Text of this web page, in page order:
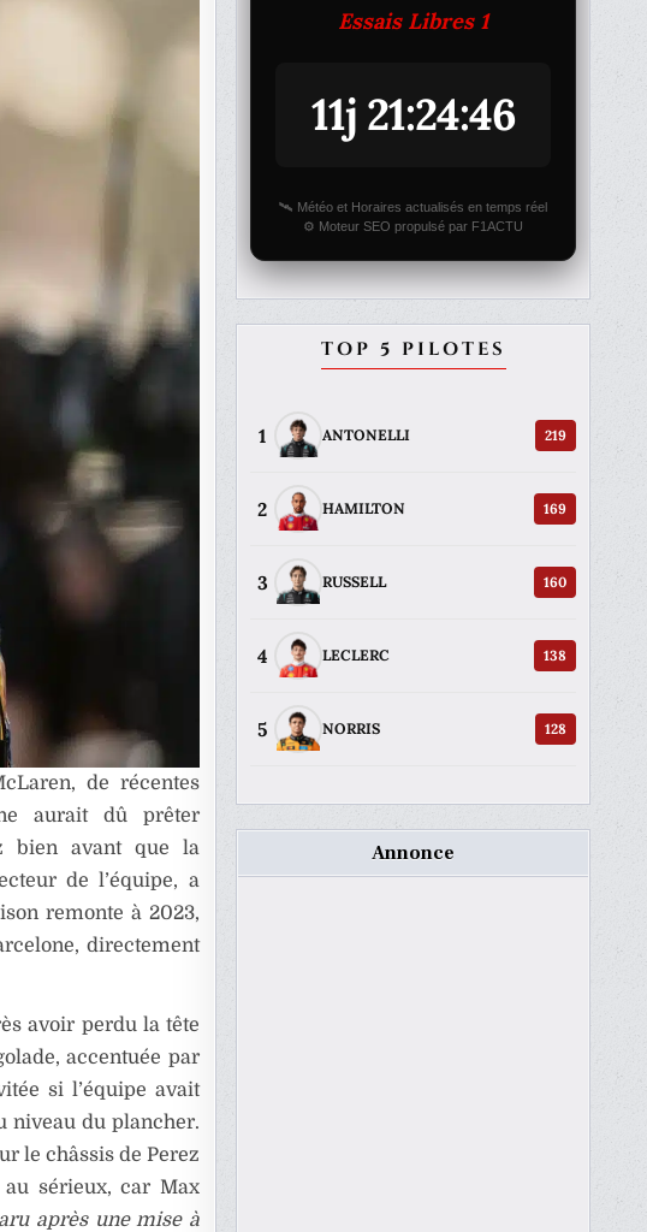
de récentes
aurait dû prêter
bien avant que la
de l’équipe, a
remonte à 2023,
directement
avoir perdu la tête
accentuée par
si l’équipe avait
niveau du plancher.
le châssis de Perez
sérieux, car Max
après une mise à
Essais Libres 1
11j 21:24:46
🛰️ Météo et Horaires actualisés en temps réel
⚙️ Moteur SEO propulsé par F1ACTU
TOP 5 PILOTES
1 ANTONELLI 219
2 HAMILTON 169
3 RUSSELL 160
4 LECLERC 138
5 NORRIS 128
Annonce